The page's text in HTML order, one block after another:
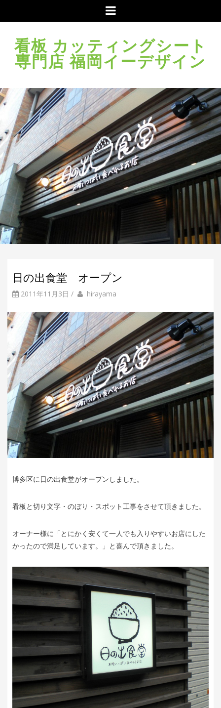
メ
ニ
ー
看板 カッティングシート
専門店 福岡イーデザイン
日の出食堂 オープン
2011年11月3日 / b
投
者
hirayama
博多区に日の出食堂がオープンしました。
看板と切り文字・のぼり・スポット工事をさせて頂きました。
オーナー様に「とにかく安くて一人でも入りやすいお店にした
かったので満足しています。」と喜んで頂きました。